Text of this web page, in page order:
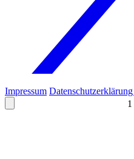
1
Impressum Datenschutzerklärung